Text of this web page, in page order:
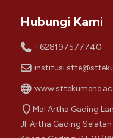
Hubungi Kami
+628197577740
Mal Artha Gading
Jl. Artha Gading Selatan